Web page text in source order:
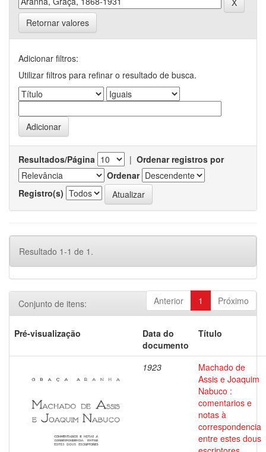
Retornar valores
Adicionar filtros:
Utilizar filtros para refinar o resultado de busca.
Resultados/Página | Ordenar registros por
Ordenar
Registro(s)
Resultado 1-1 de 1.
Anterior 1 Próximo
Conjunto de itens:
Pré-visualização
Data do
documento
Título
1923
Machado de
Assis e Joaquim
Nabuco :
comentarios e
notas à
correspondencia
entre estes dous